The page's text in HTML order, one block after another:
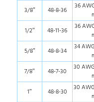
3/8″ 48-8-36
36
1/2″ 48-11-36
36
5/8″ 48-8-34
34
7/8″ 48-7-30
30
1″ 48-8-30
30